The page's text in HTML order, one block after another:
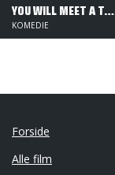
YOU WILL MEET A TALL DARK STRANGER
KOMEDIE
Forside
Alle film